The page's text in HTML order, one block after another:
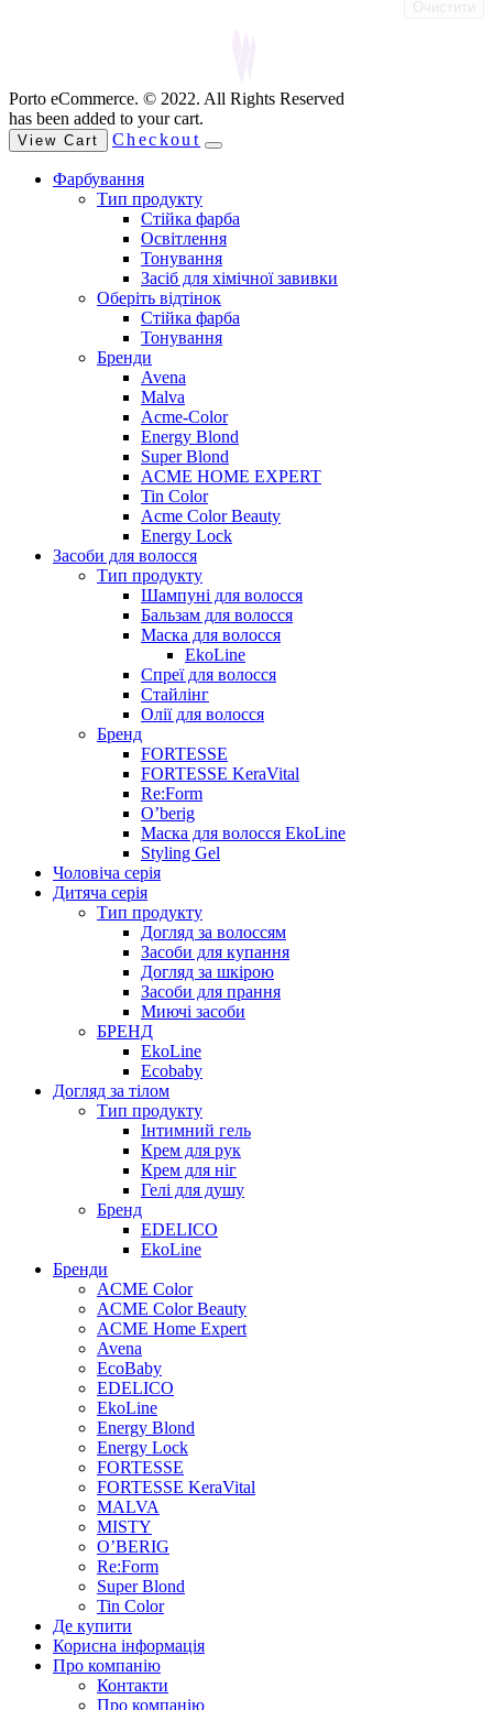
Porto eCommerce. © 2022. All Rights Reserved
has been added to your cart.
View Cart Checkout
Фарбування
Тип продукту
Стійка фарба
Освітлення
Тонування
Засіб для хімічної завивки
Оберіть відтінок
Стійка фарба
Тонування
Бренди
Avena
Malva
Acme-Color
Energy Blond
Super Blond
ACME HOME EXPERT
Tin Color
Acme Color Beauty
Energy Lock
Засоби для волосся
Тип продукту
Шампуні для волосся
Бальзам для волосся
Маска для волосся
EkoLine
Спреї для волосся
Стайлінг
Олії для волосся
Бренд
FORTESSE
FORTESSE KeraVital
Re:Form
O’berig
Маска для волосся EkoLine
Styling Gel
Чоловіча серія
Дитяча серія
Тип продукту
Догляд за волоссям
Засоби для купання
Догляд за шкірою
Засоби для прання
Миючі засоби
БРЕНД
EkoLine
Ecobaby
Догляд за тілом
Тип продукту
Інтимний гель
Крем для рук
Крем для ніг
Гелі для душу
Бренд
EDELICO
EkoLine
Бренди
ACME Color
ACME Color Beauty
ACME Home Expert
Avena
EcoBaby
EDELICO
EkoLine
Energy Blond
Energy Lock
FORTESSE
FORTESSE KeraVital
MALVA
MISTY
O’BERIG
Re:Form
Super Blond
Tin Color
Де купити
Корисна інформація
Про компанію
Контакти
Про компанію